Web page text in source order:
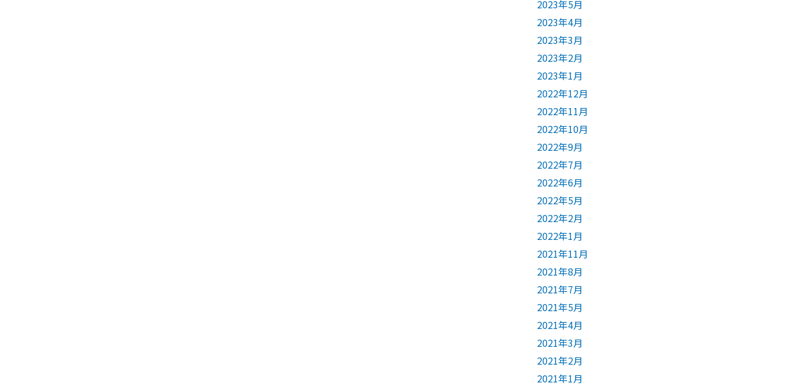
2023年5月
2023年4月
2023年3月
2023年2月
2023年1月
2022年12月
2022年11月
2022年10月
2022年9月
2022年7月
2022年6月
2022年5月
2022年2月
2022年1月
2021年11月
2021年8月
2021年7月
2021年5月
2021年4月
2021年3月
2021年2月
2021年1月